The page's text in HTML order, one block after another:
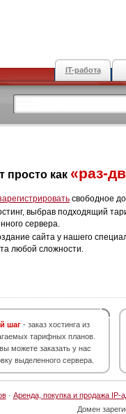
IT-работа
просто как «раз-
свободное
выбрав подходящий
сервера.
сайта у нашего
любой сложности.
шаг - заказ хостинга из
тарифных планов.
можете заказать у нас
выделенного сервера.
· Аренда, покупка и продажа IP-
Домен